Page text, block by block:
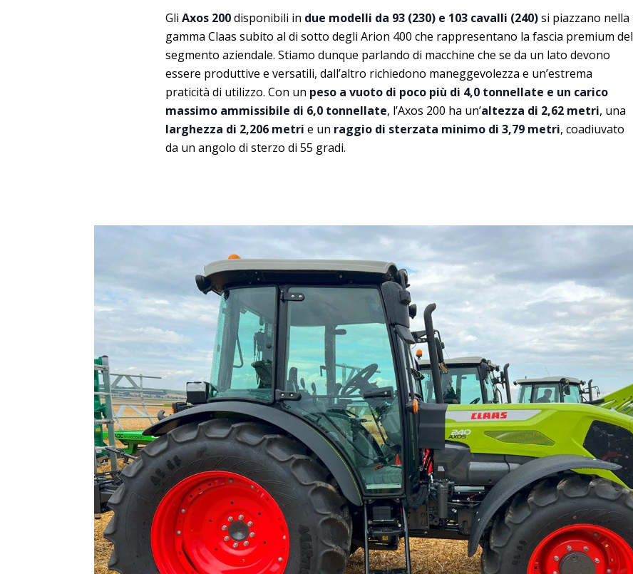
Gli Axos 200disponibili in due modelli da 93 (230) e 103 cavalli (240)si piazzano nella
gamma Claas subito al di sotto degli Arion 400 che rappresentano la fascia premium del
segmento aziendale. Stiamo dunque parlando di macchine che se da un lato devono
essere produttive e versatili, dall’altro richiedono maneggevolezza e un’estrema
praticità di utilizzo. Con un peso a vuoto di poco più di 4,0 tonnellate e un carico
massimo ammissibile di 6,0 tonnellate, l’Axos 200 ha un’altezza di 2,62 metri, una
larghezza di 2,206 metri e un raggio di sterzata minimo di 3,79 metri, coadiuvato
da un angolo di sterzo di 55 gradi.